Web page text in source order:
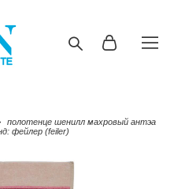
полотенце шенилл махровый антэа
фейлер (feiler)